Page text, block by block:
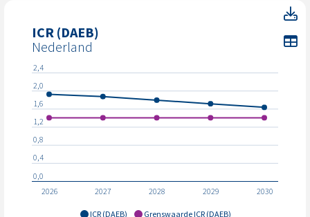
ICR (DAEB)
Nederland
ICR (DAEB) Grenswaarde ICR (DAEB)
2026 2027 2028 2029 2030
0,0
0,4
0,8
1,2
1,6
2,0
2,4